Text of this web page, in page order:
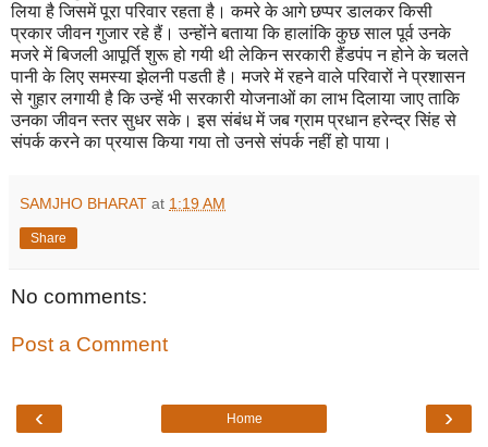
लिया है जिसमें पूरा परिवार रहता है। कमरे के आगे छप्पर डालकर किसी
प्रकार जीवन गुजार रहे हैं। उन्होंने बताया कि हालांकि कुछ साल पूर्व उनके
मजरे में बिजली आपूर्ति शुरू हो गयी थी लेकिन सरकारी हैंडपंप न होने के चलते
पानी के लिए समस्या झेलनी पडती है। मजरे में रहने वाले परिवारों ने प्रशासन
से गुहार लगायी है कि उन्हें भी सरकारी योजनाओं का लाभ दिलाया जाए ताकि
उनका जीवन स्तर सुधर सके। इस संबंध में जब ग्राम प्रधान हरेन्द्र सिंह से
संपर्क करने का प्रयास किया गया तो उनसे संपर्क नहीं हो पाया।
SAMJHO BHARAT at 1:19 AM
Share
No comments:
Post a Comment
‹ ›
Home